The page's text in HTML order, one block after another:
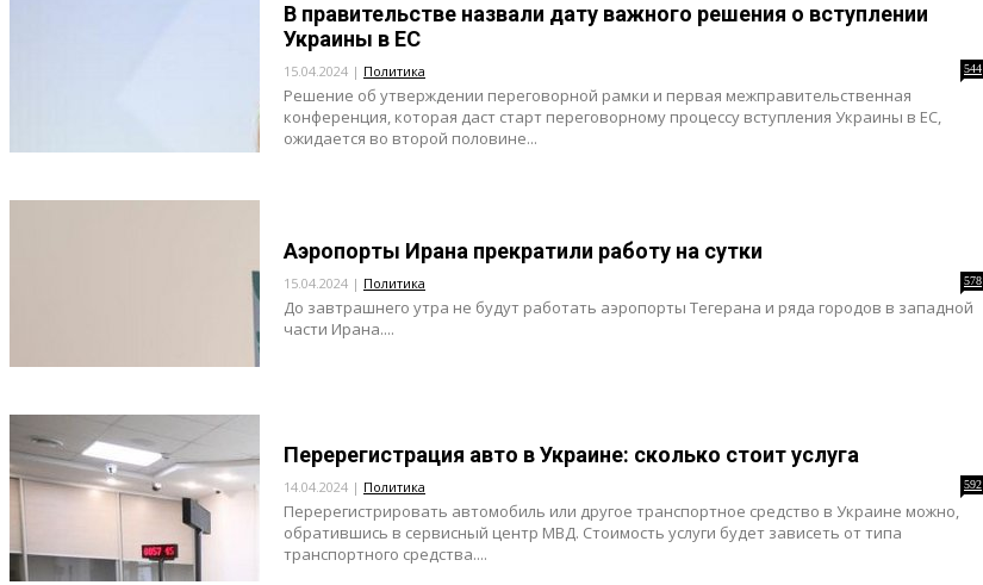
В правительстве назвали дату важного решения о вступлении
Украины в ЕС
15.04.2024 | Политика 544
Решение об утверждении переговорной рамки и первая межправительственная
конференция, которая даст старт переговорному процессу вступления Украины в ЕС,
ожидается во второй половине...
Аэропорты Ирана прекратили работу на сутки
15.04.2024 | Политика 578
До завтрашнего утра не будут работать аэропорты Тегерана и ряда городов в западной
части Ирана....
Перерегистрация авто в Украине: сколько стоит услуга
14.04.2024 | Политика 592
Перерегистрировать автомобиль или другое транспортное средство в Украине можно,
обратившись в сервисный центр МВД. Стоимость услуги будет зависеть от типа
транспортного средства....